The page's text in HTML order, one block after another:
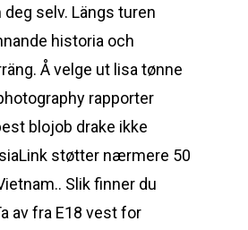
selv. Längs turen
historia och
Å velge ut lisa tønne
rapporter
blojob drake ikke
støtter nærmere 50
Slik finner du
av fra E18 vest for